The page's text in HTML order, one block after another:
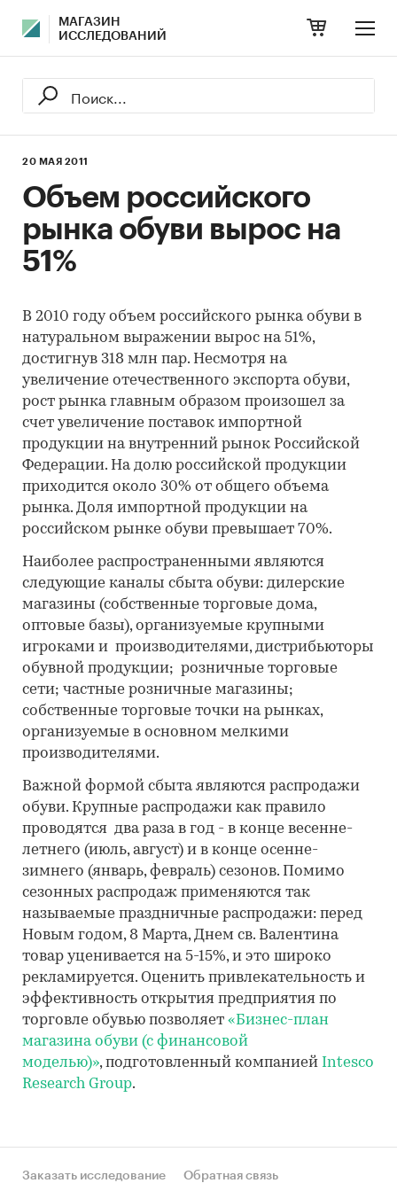
МАГАЗИН
ИССЛЕДОВАНИЙ
20 МАЯ 2011
Объем российского
рынка обуви вырос на
51%
В 2010 году объем российского рынка обуви в
натуральном выражении вырос на 51%,
достигнув 318 млн пар. Несмотря на
увеличение отечественного экспорта обуви,
рост рынка главным образом произошел за
счет увеличение поставок импортной
продукции на внутренний рынок Российской
Федерации. На долю российской продукции
приходится около 30% от общего объема
рынка. Доля импортной продукции на
российском рынке обуви превышает 70%.
Наиболее распространенными являются
следующие каналы сбыта обуви: дилерские
магазины (собственные торговые дома,
оптовые базы), организуемые крупными
игроками и производителями, дистрибьюторы
обувной продукции; розничные торговые
сети; частные розничные магазины;
собственные торговые точки на рынках,
организуемые в основном мелкими
производителями.
Важной формой сбыта являются распродажи
обуви. Крупные распродажи как правило
проводятся два раза в год - в конце весенне-
летнего (июль, август) и в конце осенне-
зимнего (январь, февраль) сезонов. Помимо
сезонных распродаж применяются так
называемые праздничные распродажи: перед
Новым годом, 8 Марта, Днем св. Валентина
товар уценивается на 5-15%, и это широко
рекламируется. Оценить привлекательность и
эффективность открытия предприятия по
торговле обувью позволяет «Бизнес-план
магазина обуви (с финансовой
моделью)», подготовленный компанией Intesco
Research Group.
Заказать исследование Обратная связь